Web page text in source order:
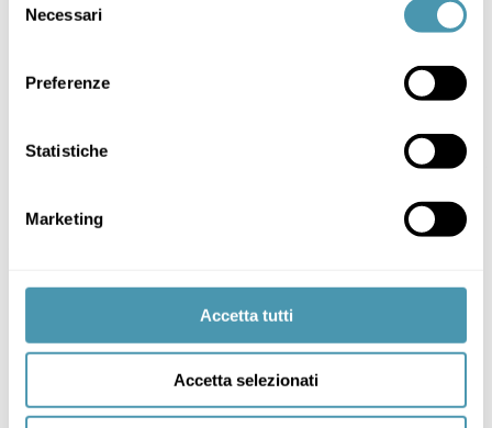
delNecessari
Preferenze
Statistiche
Marketing
Accetta tutti
Accetta selezionati